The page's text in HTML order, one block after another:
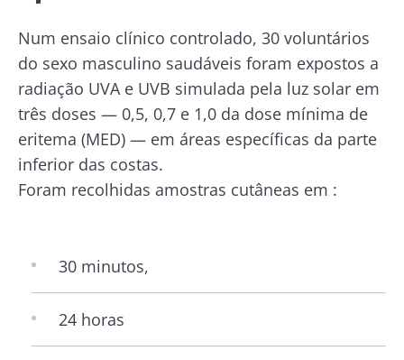
Num ensaio clínico controlado, 30 voluntários
do sexo masculino saudáveis foram expostos a
radiação UVA e UVB simulada pela luz solar em
três doses — 0,5, 0,7 e 1,0 da dose mínima de
eritema (MED) — em áreas específicas da parte
inferior das costas.
Foram recolhidas amostras cutâneas em :
30 minutos,
24 horas